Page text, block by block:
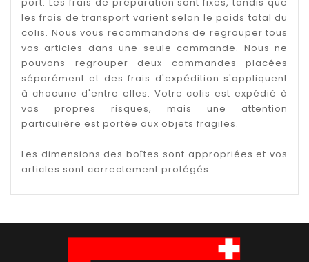
les frais de transport varient selon le poids total du
colis. Nous vous recommandons de regrouper tous
vos articles dans une seule commande. Nous ne
pouvons regrouper deux commandes placées
séparément et des frais d'expédition s'appliquent
à chacune d'entre elles. Votre colis est expédié à
vos propres risques, mais une attention
particulière est portée aux objets fragiles.
Les dimensions des boîtes sont appropriées et vos
articles sont correctement protégés.